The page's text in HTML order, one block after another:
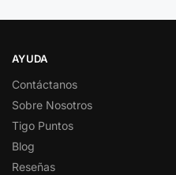
AYUDA
Contáctanos
Sobre Nosotros
Tigo Puntos
Blog
Reseñas